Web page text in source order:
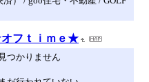
フｔｉｍｅ★
つかりません